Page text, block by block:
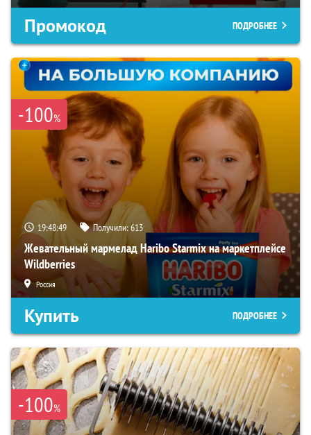
Промокод ПОДРОБНЕЕ
-100%
19:48:48 Получили:613
Жевательный мармелад Haribo Starmix на маркетплейсе
Wildberries
Россия
Купить ПОДРОБНЕЕ
-100%